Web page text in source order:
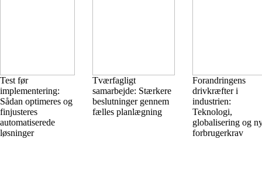
Test før
implementering:
Sådan optimeres og
finjusteres
automatiserede
løsninger
Tværfagligt
samarbejde: Stærkere
beslutninger gennem
fælles planlægning
Forandringens
drivkræfter i
industrien:
Teknologi,
globalisering og
forbrugerkrav